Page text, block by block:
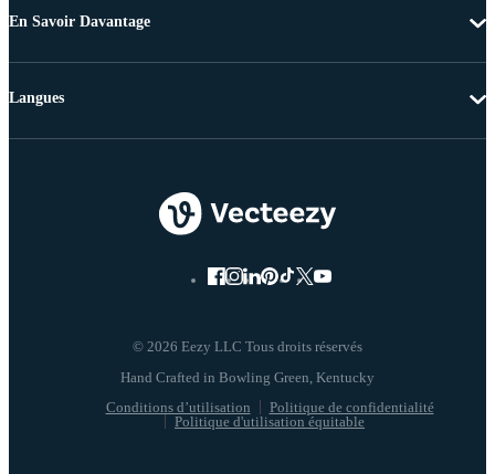
En Savoir Davantage
© 2026 Eezy LLC Tous droits réservés
Conditions d’utilisation
Politique de confidentialité
Politique d'utilisation équitable
Langues